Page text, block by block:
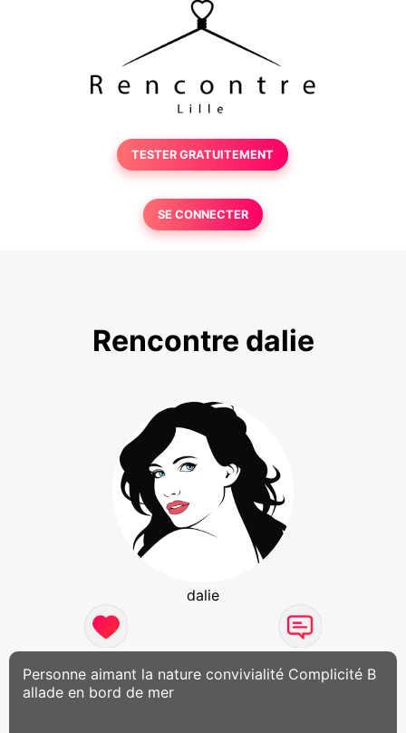
TESTER GRATUITEMENT
SE CONNECTER
Rencontre dalie
dalie
Personne aimant la nature convivialité Complicité B
allade en bord de mer